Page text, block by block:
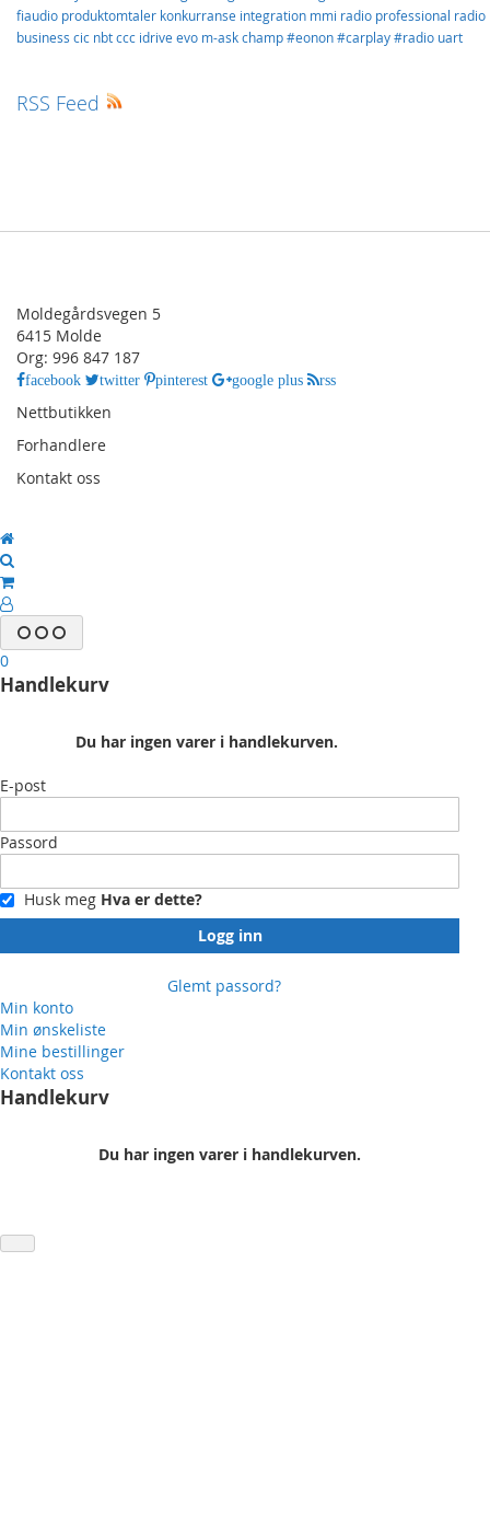
fiaudio produktomtaler konkurranse integration mmi radio professional radio
business cic nbtccc idrive evo m-askchamp#eonon#carplay#radio uart
RSS Feed
Moldegårdsvegen 5
6415 Molde
Org: 996 847 187
facebook twitter pinterest google plus rss
Nettbutikken
Forhandlere
Kontakt oss
0
Handlekurv
Du har ingen varer i handlekurven.
E-post
Passord
Husk meg Hva er dette?
Logg inn
Glemt passord?
Min konto
Min ønskeliste
Mine bestillinger
Kontakt oss
Handlekurv
Du har ingen varer i handlekurven.